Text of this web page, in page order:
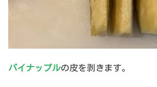
パイナップルの皮を剥きます。